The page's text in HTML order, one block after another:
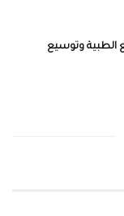
الطبية وتوسيع